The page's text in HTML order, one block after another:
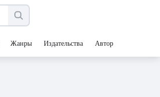
Жанры Издательства Авторы